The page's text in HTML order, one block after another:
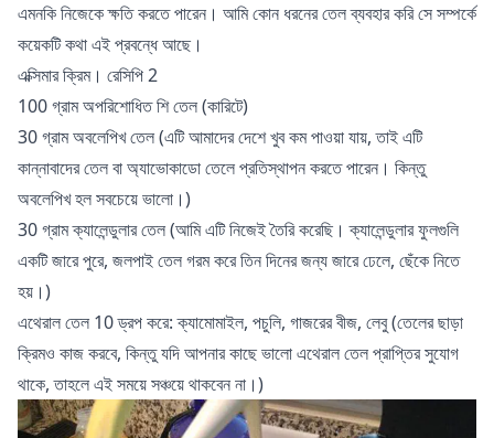
এমনকি নিজেকে ক্ষতি করতে পারেন। আমি কোন ধরনের তেল ব্যবহার করি সে সম্পর্কে
কয়েকটি কথাএই প্রবন্ধেআছে।
এক্সিমার ক্রিম। রেসিপি 2
100 গ্রাম অপরিশোধিত শি তেল (কারিটে)
30 গ্রাম অবলেপিখ তেল (এটি আমাদের দেশে খুব কম পাওয়া যায়, তাই এটি
কান্নাবাদের তেল বা অ্যাভোকাডো তেলে প্রতিস্থাপন করতে পারেন। কিন্তু
অবলেপিখ হল সবচেয়ে ভালো।)
30 গ্রাম ক্যালেন্ডুলার তেল (আমি এটি নিজেই তৈরি করেছি। ক্যালেন্ডুলার ফুলগুলি
একটি জারে পুরে, জলপাই তেল গরম করে তিন দিনের জন্য জারে ঢেলে, ছেঁকে নিতে
হয়।)
এথেরাল তেল 10 ড্রপ করে: ক্যামোমাইল, পচুলি, গাজরের বীজ, লেবু (তেলের ছাড়া
ক্রিমও কাজ করবে, কিন্তু যদি আপনার কাছে ভালো এথেরাল তেল প্রাপ্তির সুযোগ
থাকে, তাহলে এই সময়ে সঞ্চয়ে থাকবেন না।)